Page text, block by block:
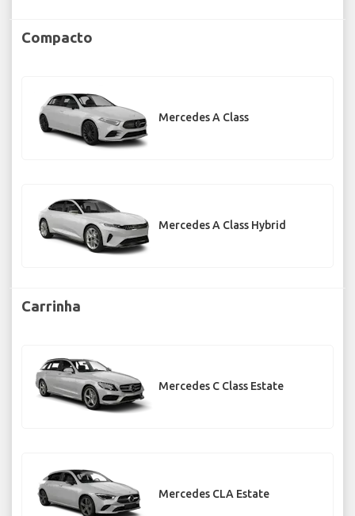
Compacto
Mercedes A Class
Mercedes A Class Hybrid
Carrinha
Mercedes C Class Estate
Mercedes CLA Estate